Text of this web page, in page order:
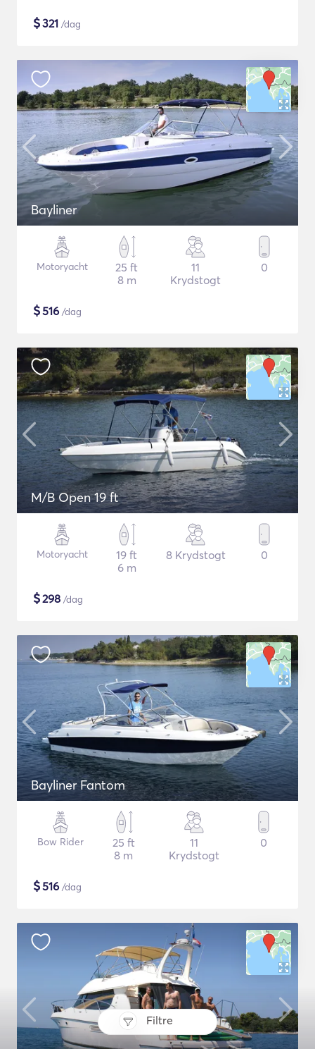
Filtre
$321 /dag
Bayliner
Motoryacht
25 ft
8 m
11
Krydstogt
0
$516 /dag
M/B Open 19 ft
Motoryacht
19 ft
6 m
8 Krydstogt 0
$298 /dag
Bayliner Fantom
Bow Rider
25 ft
8 m
11
Krydstogt
0
$516 /dag